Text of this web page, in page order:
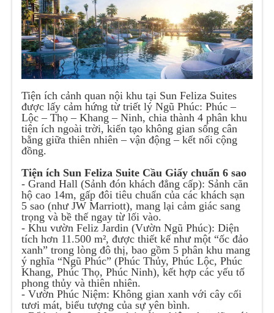
Tiện ích cảnh quan nội khu tại Sun Feliza Suites
được lấy cảm hứng từ triết lý Ngũ Phúc: Phúc –
Lộc – Thọ – Khang – Ninh, chia thành 4 phân khu
tiện ích ngoài trời, kiến tạo không gian sống cân
bằng giữa thiên nhiên – vận động – kết nối cộng
đồng.
Tiện ích Sun Feliza Suite Cầu Giấy chuẩn 6 sao
- Grand Hall (Sảnh đón khách đẳng cấp): Sảnh căn
hộ cao 14m, gấp đôi tiêu chuẩn của các khách sạn
5 sao (như JW Marriott), mang lại cảm giác sang
trọng và bề thế ngay từ lối vào.
- Khu vườn Feliz Jardin (Vườn Ngũ Phúc): Diện
tích hơn 11.500 m², được thiết kế như một “ốc đảo
xanh” trong lòng đô thị, bao gồm 5 phân khu mang
ý nghĩa “Ngũ Phúc” (Phúc Thủy, Phúc Lộc, Phúc
Khang, Phúc Thọ, Phúc Ninh), kết hợp các yếu tố
phong thủy và thiên nhiên.
- Vườn Phúc Niệm: Không gian xanh với cây cối
tươi mát, biểu tượng của sự yên bình.